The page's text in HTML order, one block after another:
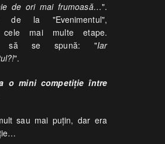
de ori mai frumoasă…".
de la "Evenimentul",
cele mai multe etape.
să se spună: "Iar
".
o mini competiție între
sau mai puțin, dar era